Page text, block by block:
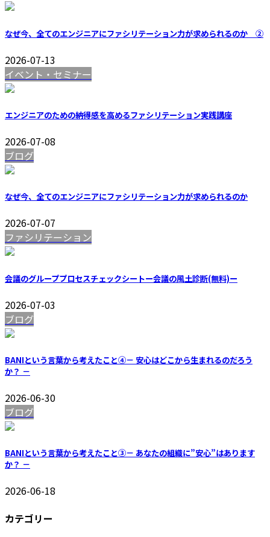
なぜ今、全てのエンジニアにファシリテーション力が求められるのか ②
2026-07-13
イベント・セミナー
エンジニアのための納得感を高めるファシリテーション実践講座
2026-07-08
ブログ
なぜ今、全てのエンジニアにファシリテーション力が求められるのか
2026-07-07
ファシリテーション
会議のグループプロセスチェックシートー会議の風土診断(無料)ー
2026-07-03
ブログ
BANIという言葉から考えたこと④－ 安心はどこから生まれるのだろう
か？ －
2026-06-30
ブログ
BANIという言葉から考えたこと③－ あなたの組織に”安心”はあります
か？ －
2026-06-18
カテゴリー